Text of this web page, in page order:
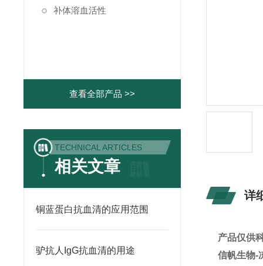
补体溶血活性
查看全部产品 >>
TECHNICAL ARTICLES
相关文章
铜蓝蛋白抗血清的应用范围
驴抗人IgG抗血清的用途
详
产品仅供
信帆生物-